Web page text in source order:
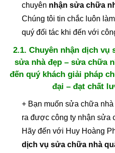
chuyên nhận sửa chữa
Chúng tôi tin chắc luôn
quý đối tác khi đến với
2.1. Chuyên nhận dịch vụ
sửa nhà đẹp – sửa chữa
đến quý khách giải pháp
đại – đạt chất
+ Bạn muốn sửa chữa
ra được công ty nhận sửa
Hãy đến với Huy Hoàng
dịch vụ sửa chữa nhà